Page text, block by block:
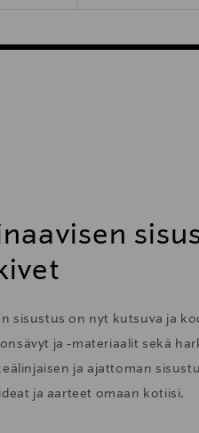
sisustus on nyt kutsuva ja
ja -materiaalit sekä
ja ajattoman
ja aarteet omaan kotiisi.